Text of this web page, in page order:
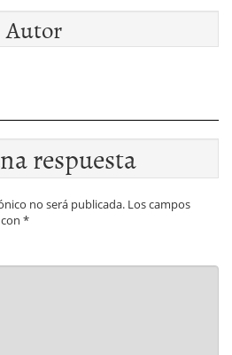
Autor
respuesta
no será publicada. Los campos
*